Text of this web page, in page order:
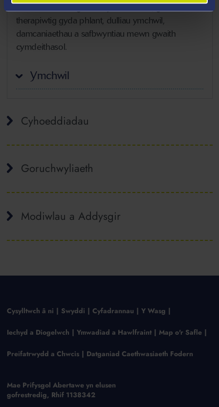
hanfodol mewn gwaith cymdeithasol, gwaith
therapiwtig gyda phlant, dulliau ymchwil,
damcaniaethau a safbwyntiau mewn gwaith
cymdeithasol.
Ymchwil
Cyhoeddiadau
Goruchwyliaeth
Modiwlau a Addysgir
Cysylltwch â ni Swyddi Cyfadrannau Y Wasg
Iechyd a Diogelwch Ymwadiad a Hawlfraint Map o'r Safle
Preifatrwydd a Chwcis Datganiad Caethwasiaeth Fodern
Mae Prifysgol Abertawe yn elusen
gofrestredig, Rhif 1138342